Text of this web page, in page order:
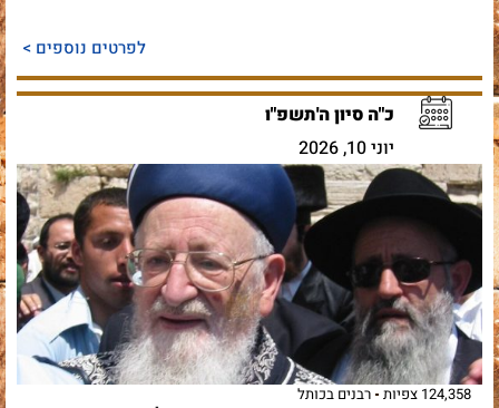
לפרטים נוספים >
כ"ה סיון ה'תשפ"ו
יוני 10, 2026
124,358 צפיות רבנים בכותל